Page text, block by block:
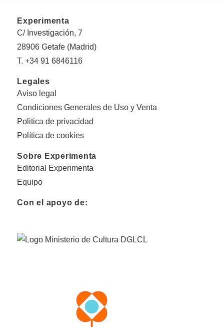
Experimenta
C/ Investigación, 7
28906 Getafe (Madrid)
T. +34 91 6846116
Legales
Aviso legal
Condiciones Generales de Uso y Venta
Politica de privacidad
Política de cookies
Sobre Experimenta
Editorial Experimenta
Equipo
Con el apoyo de: